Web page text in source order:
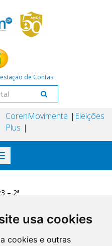
usa cookies
cookies e outras
de Contas
Coren
Plus
Movimenta Eleições
– 2ª